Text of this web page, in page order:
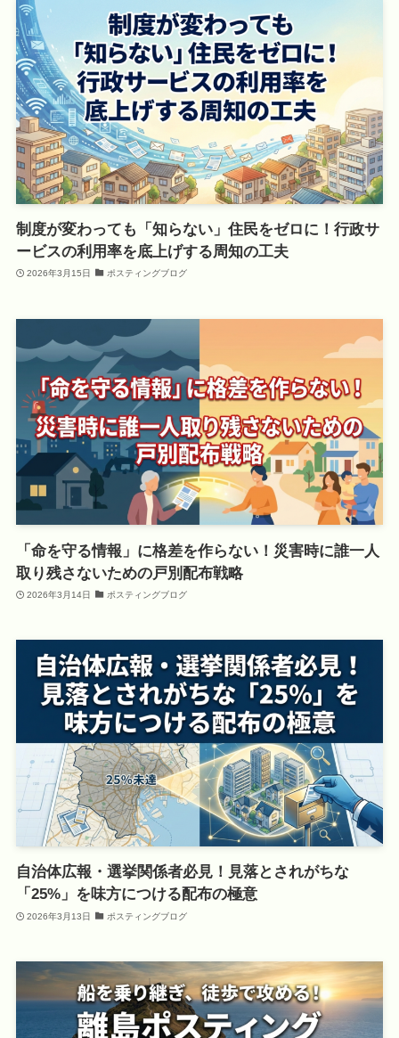
制度が変わっても「知らない」住民をゼロに！行政サ
ービスの利用率を底上げする周知の工夫
2026年3月15日 ポスティングブログ
「命を守る情報」に格差を作らない！災害時に誰一人
取り残さないための戸別配布戦略
2026年3月14日 ポスティングブログ
自治体広報・選挙関係者必見！見落とされがちな
「25%」を味方につける配布の極意
2026年3月13日 ポスティングブログ